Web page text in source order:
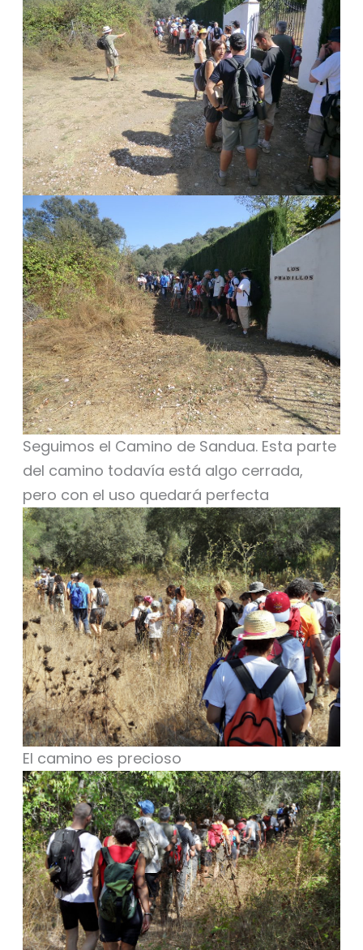
Seguimos el Camino de Sandua. Esta parte
del camino todavía está algo cerrada,
pero con el uso quedará perfecta
El camino es precioso